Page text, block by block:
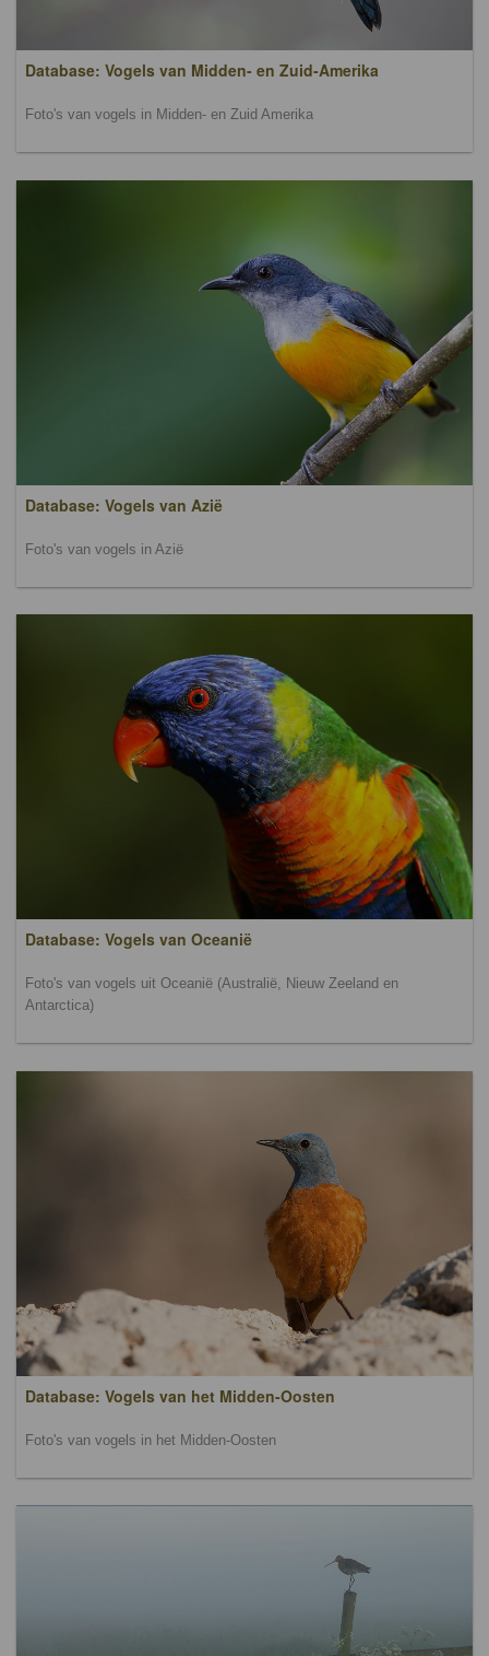
Database: Vogels van Midden- en Zuid-Amerika
Foto's van vogels in Midden- en Zuid Amerika
Database: Vogels van Azië
Foto's van vogels in Azië
Database: Vogels van Oceanië
Foto's van vogels uit Oceanië (Australië, Nieuw Zeeland en
Antarctica)
Database: Vogels van het Midden-Oosten
Foto's van vogels in het Midden-Oosten